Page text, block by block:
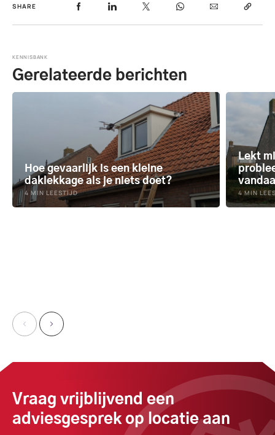
SHARE
KENNISBANK
Gerelateerde berichten
Hoe gevaarlijk is een kleine
daklekkage als je niets doet?
4 MIN LEESTIJD
Lekt
4 MIN
Vraag vrijblijvend een
adviesgesprek op locatie aan